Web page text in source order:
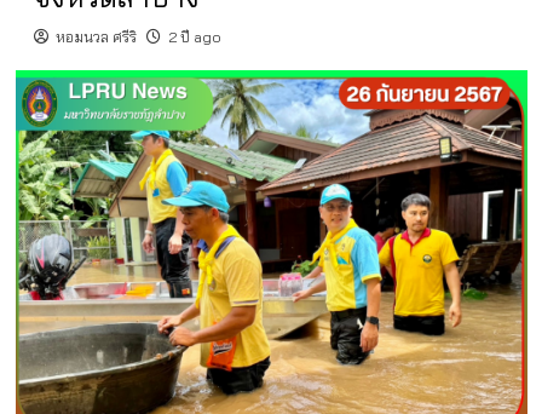
หอมนวล ศรีริ 2 ปี ago